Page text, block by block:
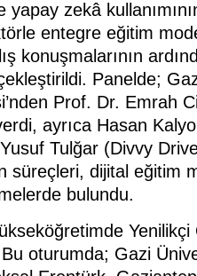
zekâ
entegre eğitim
konuşmalarının
Panelde;
Prof. Dr. Emrah
ayrıca Hasan
Tulğar (Divvy
dijital eğitim
bulundu.
Bu oturumda; Gazi